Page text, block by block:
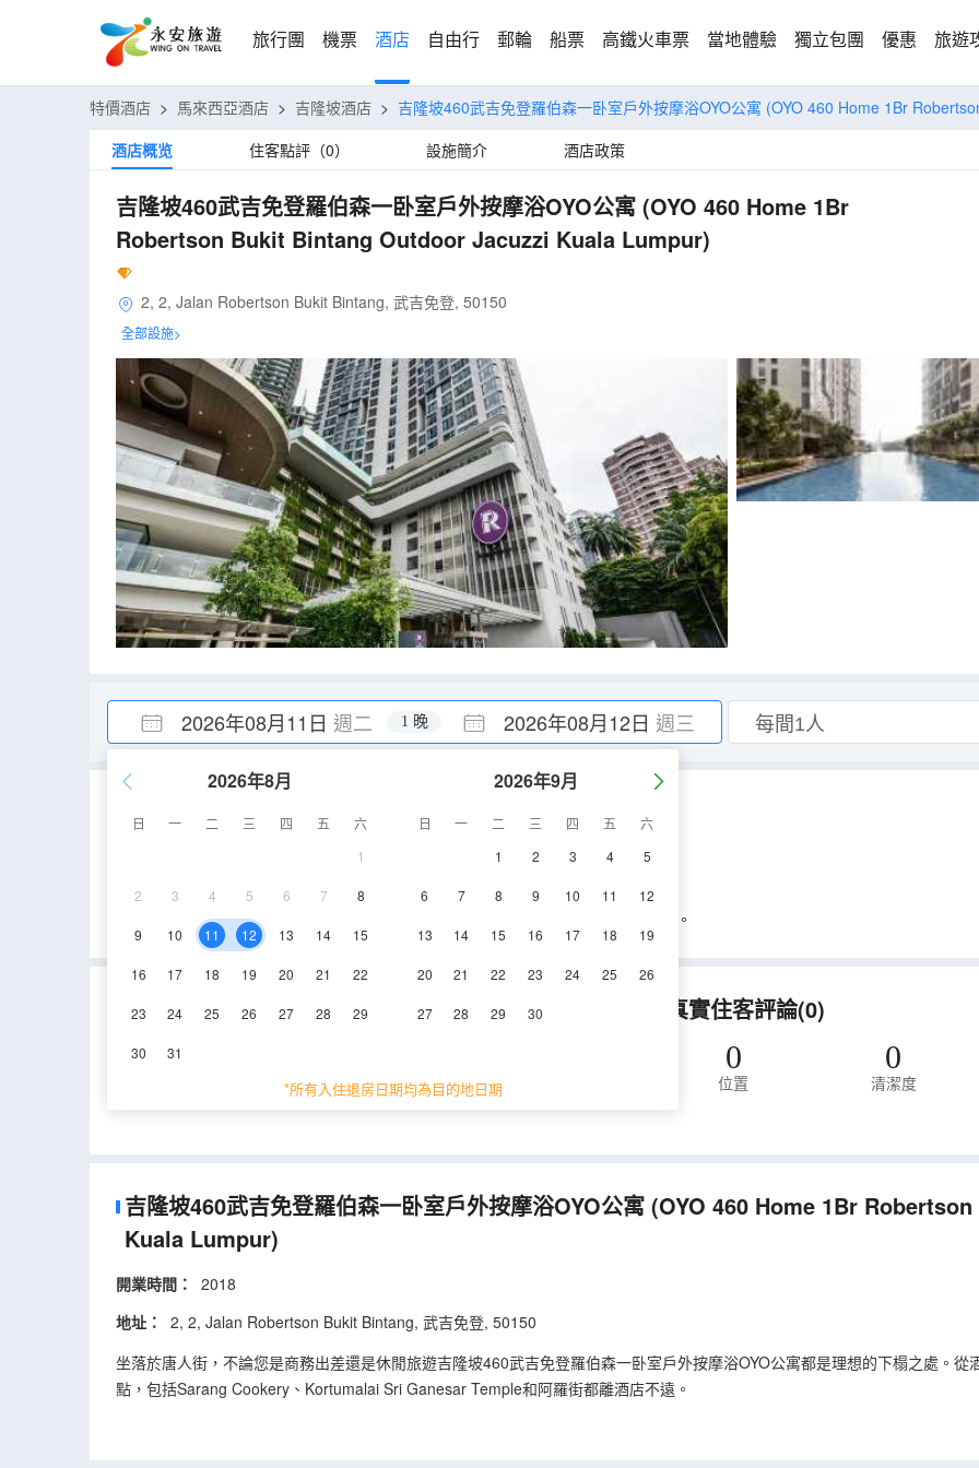
旅行團 機票 酒店 自由行 郵輪 船票 高鐵火車票 當地體驗 獨立包團 優惠 旅遊
特價酒店 > 馬來西亞酒店 > 吉隆坡酒店 > 吉隆坡460武吉免登羅伯森一卧室戶外按摩浴OYO公寓 (OYO 460 Home 1Br
酒店概览
住客點評（0） 設施簡介 酒店政策
吉隆坡460武吉免登羅伯森一卧室戶外按摩浴OYO公寓 (OYO 460 Home 1Br
Robertson Bukit Bintang Outdoor Jacuzzi Kuala Lumpur)
2, 2, Jalan Robertson Bukit Bintang, 武吉免登, 50150
全部設施>
2026年08月11日 週二 2026年08月12日 週三
1 晚
2026年8月
日 一 二 三 四 五
六
1
2 3 4 5 6 7 8
9 10 11 12 13 14 15
16 17 18 19 20 21 22
23 24 25 26 27 28 29
30 31
2026年9月
日 一 二 三 四 五
六
1
2 3 4 5
6 7 8 9 10 11 12
13 14 15 16 17 18 19
20 21 22 23 24 25 26
27 28 29 30
*所有入住退房日期均為目的地日期
重要資訊
禁止攜帶榴蓮、山竹進入酒店。
2024年1月1日起，外籍遊客需要提前3天填報Malaysia Digital Arrival Card (MDAC)。
吉隆坡460武吉免登羅伯森一卧室戶外按摩浴OYO公寓的真實住客評論(0)
永安旅遊評價由真實酒店住客提供的評價。
0
位置
0
清潔度
吉隆坡460武吉免登羅伯森一卧室戶外按摩浴OYO公寓 (OYO 460 Home 1Br
Kuala Lumpur)
開業時間：
2018
地址：
2, 2, Jalan Robertson Bukit Bintang, 武吉免登, 50150
坐落於唐人街，不論您是商務出差還是休閒旅遊吉隆坡460武吉免登羅伯森一卧室戶外按摩浴OYO公寓都是理想的下榻之處。
點，包括Sarang Cookery、Kortumalai Sri Ganesar Temple和阿羅街都離酒店不遠。